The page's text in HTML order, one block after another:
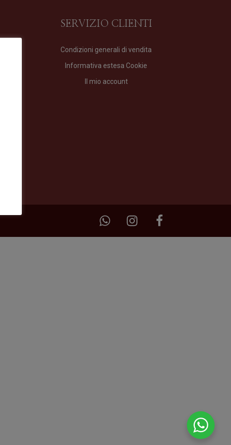
SERVIZIO CLIENTI
Condizioni generali di vendita
Informativa estesa Cookie
Il mio account